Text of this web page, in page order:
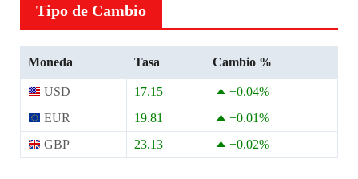
Tipo de Cambio
Moneda Tasa Cambio %
USD 17.15 +0.04%
EUR
19.81 +0.01%
GBP
23.13 +0.02%